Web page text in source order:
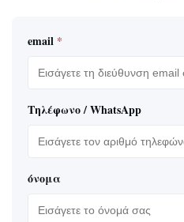
email *
Τηλέφωνο / WhatsApp
όνομα